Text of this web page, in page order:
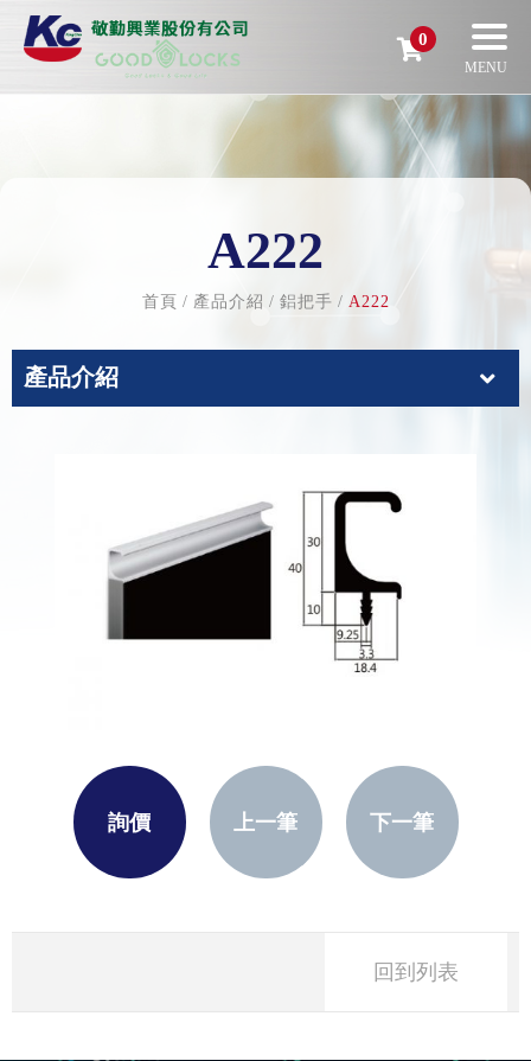
0
A222
首頁 產品介紹 鋁把手 A222
產品介紹
詢價 上一筆 下一筆
回到列表